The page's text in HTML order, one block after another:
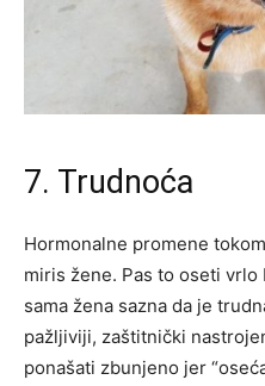
7. Trudnoća
Hormonalne promene
miris žene. Pas to oseti
sama žena sazna da je
pažljiviji, zaštitnički
ponašati zbunjeno jer